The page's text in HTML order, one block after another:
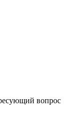
вопрос